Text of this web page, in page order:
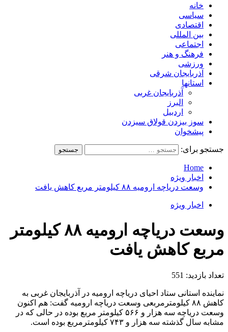
خانه
سیاسی
اقتصادی
بین المللی
اجتماعی
فرهنگ و هنر
ورزشی
آذربایجان شرقی
استانها
آذربایجان غربی
البرز
اردبیل
سوز بیزدن قولاق سیزدن
پیشخوان
جستجو برای:
Home
اخبار ویژه
وسعت دریاچه ارومیه ۸۸ کیلومتر مربع کاهش یافت
اخبار ویژه
وسعت دریاچه ارومیه ۸۸ کیلومتر
مربع کاهش یافت
تعداد بازدید: 551
نماینده استانی ستاد احیای دریاچه ارومیه در آذربایجان غربی به
کاهش ۸۸ کیلومترمربعی وسعت دریاچه ارومیه گفت: هم اکنون
وسعت دریاچه سه هزار و ۵۶۶ کیلومتر مربع بوده در حالی که در
مشابه سال گذشته سه هزار و ۷۴۳ کیلومترمربع بوده است.